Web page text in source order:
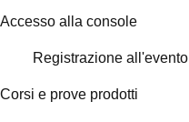
Accesso alla console
Registrazione all'evento
Corsi e prove prodotti